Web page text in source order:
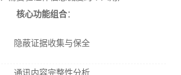
核心功能组合：
隐蔽证据收集与保全
通讯内容完整性分析